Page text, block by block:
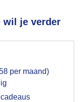
wil je verder
per maand)
voor het
hebt gegeven,